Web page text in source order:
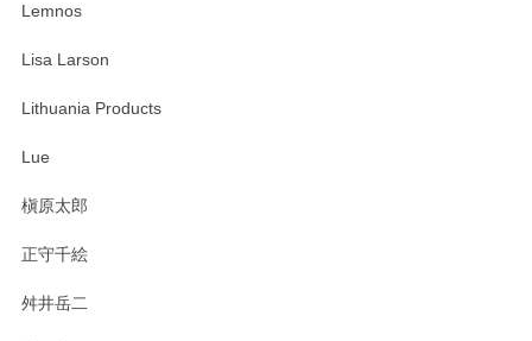
Lemnos
Lisa Larson
Lithuania Products
Lue
槇原太郎
正守千絵
舛井岳二